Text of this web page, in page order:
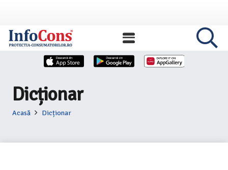
Dicționar
Acasă Dicționar